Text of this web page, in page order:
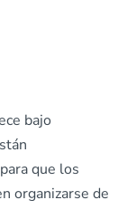
bajo
que los
organizarse de